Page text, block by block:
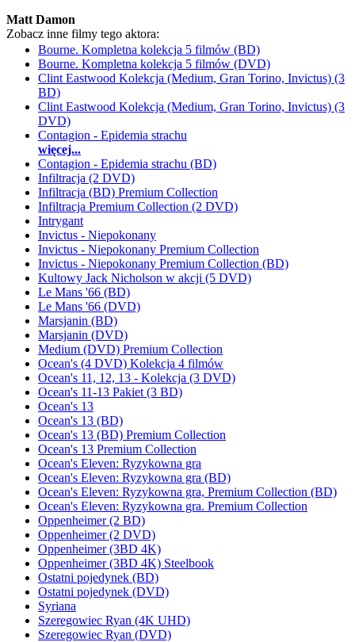
Matt Damon
Zobacz inne filmy tego aktora:
Bourne. Kompletna kolekcja 5 filmów (BD)
Bourne. Kompletna kolekcja 5 filmów (DVD)
Clint Eastwood Kolekcja (Medium, Gran Torino, Invictus) (3
BD)
Clint Eastwood Kolekcja (Medium, Gran Torino, Invictus) (3
DVD)
Contagion - Epidemia strachu
więcej...
Contagion - Epidemia strachu (BD)
Infiltracja (2 DVD)
Infiltracja (BD) Premium Collection
Infiltracja Premium Collection (2 DVD)
Intrygant
Invictus - Niepokonany
Invictus - Niepokonany Premium Collection
Invictus - Niepokonany Premium Collection (BD)
Kultowy Jack Nicholson w akcji (5 DVD)
Le Mans '66 (BD)
Le Mans '66 (DVD)
Marsjanin (BD)
Marsjanin (DVD)
Medium (DVD) Premium Collection
Ocean's (4 DVD) Kolekcja 4 filmów
Ocean's 11, 12, 13 - Kolekcja (3 DVD)
Ocean's 11-13 Pakiet (3 BD)
Ocean's 13
Ocean's 13 (BD)
Ocean's 13 (BD) Premium Collection
Ocean's 13 Premium Collection
Ocean's Eleven: Ryzykowna gra
Ocean's Eleven: Ryzykowna gra (BD)
Ocean's Eleven: Ryzykowna gra, Premium Collection (BD)
Ocean's Eleven: Ryzykowna gra. Premium Collection
Oppenheimer (2 BD)
Oppenheimer (2 DVD)
Oppenheimer (3BD 4K)
Oppenheimer (3BD 4K) Steelbook
Ostatni pojedynek (BD)
Ostatni pojedynek (DVD)
Syriana
Szeregowiec Ryan (4K UHD)
Szeregowiec Ryan (DVD)